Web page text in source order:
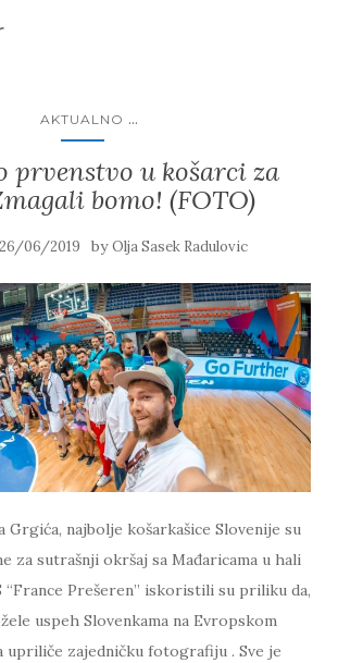
AKTUALNO ...
prvenstvo u košarci za
bomo! (FOTO)
26/06/2019 byOlja Sasek Radulovic
Grgića, najbolje košarkašice Slovenije su
za sutrašnji okršaj sa Mađaricama u hali
“France Prešeren” iskoristili su priliku da,
uspeh Slovenkama na Evropskom
upriliče zajedničku fotografiju . Sve je